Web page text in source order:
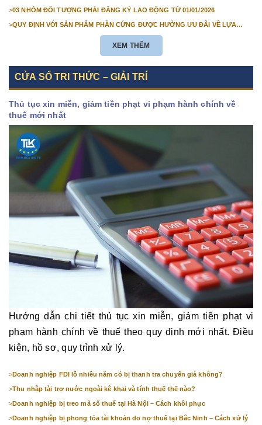
>03 NHÓM ĐỐI TƯỢNG PHẢI ĐĂNG KÝ LAO ĐỘNG TỪ 01/01/2026
>QUY ĐỊNH VỚI SẢN PHẨM PHẦN CỨNG ĐƯỢC HƯỞNG ƯU ĐÃI VỀ LỰA
XEM THÊM
CỬA SỔ TRI THỨC – GIẢI TRÍ
Thủ tục xin miễn, giảm tiền phạt vi phạm hành chính về
thuế mới nhất
Hướng dẫn chi tiết thủ tục xin miễn, giảm tiền phạt vi
phạm hành chính về thuế theo quy định mới nhất. Điều
kiện, hồ sơ, quy trình xử lý.
>Doanh nghiệp FDI lỗ nhiều năm có bị thanh tra chuyển giá không?
>Thu nhập tài trợ nước ngoài kê khai và tính thuế thế nào?
>Doanh nghiệp bị treo mã số thuế tại Hà Nội – Cách khôi phục
>Doanh nghiệp bị phong tỏa tài khoản do nợ thuế tại Bắc Ninh – Cách xử lý